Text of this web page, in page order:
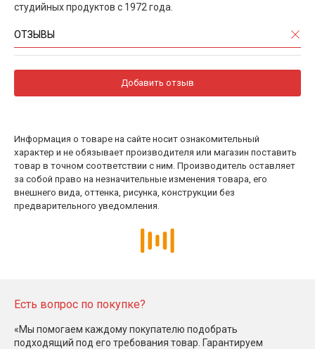
студийных продуктов с 1972 года.
ОТЗЫВЫ
Добавить отзыв
Информация о товаре на сайте носит ознакомительный
характер и не обязывает производителя или магазин поставить
товар в точном соответствии с ним. Производитель оставляет
за собой право на незначительные изменения товара, его
внешнего вида, оттенка, рисунка, конструкции без
предварительного уведомления.
Есть вопрос по покупке?
«Мы помогаем каждому покупателю подобрать
подходящий под его требования товар. Гарантируем